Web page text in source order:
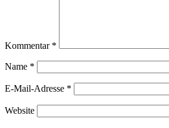
Kommentar *
Name *
E-Mail-Adresse *
Website